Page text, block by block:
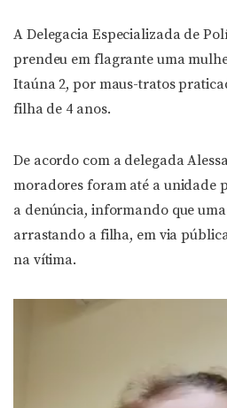
A Delegacia Especializada de
prendeu em flagrante uma
Itaúna 2, por maus-tratos
filha de 4 anos.
De acordo com a delegada
moradores foram até a unidade
a denúncia, informando que
arrastando a filha, em via
na vítima.